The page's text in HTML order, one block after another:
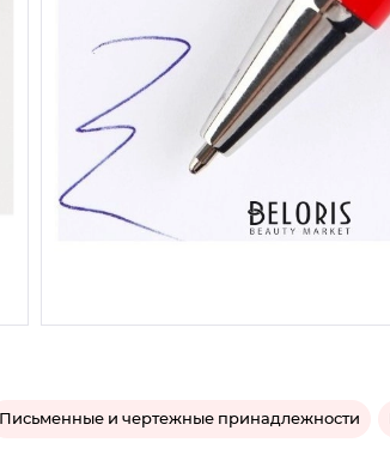
Письменные и чертежные принадлежности